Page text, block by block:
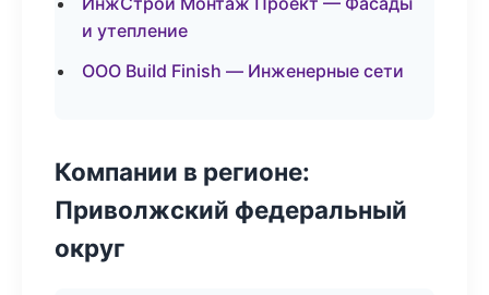
и утепление
ООО Build Finish — Инженерные сети
Компании в регионе:
Приволжский федеральный
округ